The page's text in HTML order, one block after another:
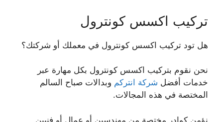
تركيب اكسس كونترول
هل تود تركيب اكسس كونترول في معملك أو شركتك؟
نحن نقوم بتركيب اكسس كونترول بكل مهارة عبر
خدمات أفضل شركة انتركم وبدالات صباح السالم
المختصة في هذه المجالات.
نؤمن كوادر مختصة من مهندسين أو عمال أو فنيين